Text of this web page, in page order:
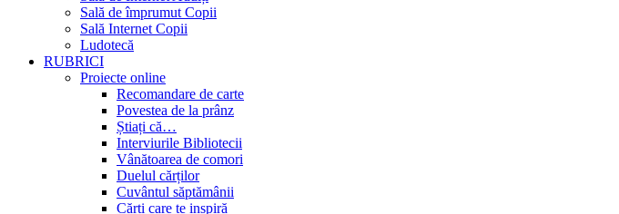
Sală de împrumut Copii
Sală Internet Copii
Ludotecă
RUBRICI
Proiecte online
Recomandare de carte
Povestea de la prânz
Știați că…
Interviurile Bibliotecii
Vânătoarea de comori
Duelul cărților
Cuvântul săptămânii
Cărți care te inspiră